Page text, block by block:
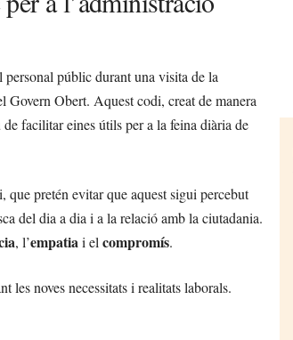
personal públic durant una visita de la
Govern Obert. Aquest codi, creat de manera
facilitar eines útils per a la feina diària de
que pretén evitar que aquest sigui percebut
del dia a dia i a la relació amb la ciutadania.
, l’empatiai elcompromís.
noves necessitats i realitats laborals.